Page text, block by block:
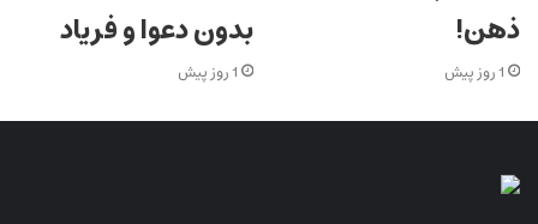
ذهن!
1 روز پیش
بدون دعوا و فریاد
1 روز پیش